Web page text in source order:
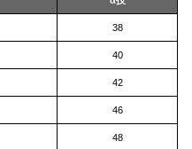
38
40
42
46
48